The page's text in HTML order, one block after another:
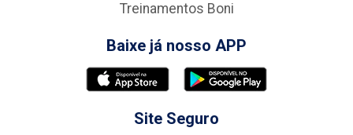
Treinamentos Boni
Baixe já nosso APP
Site Seguro